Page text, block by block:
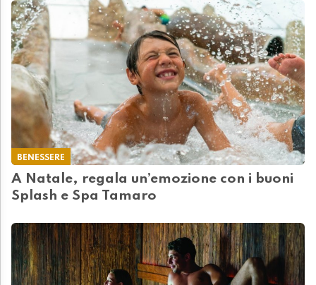
BENESSERE
A Natale, regala un’emozione con i buoni
Splash e Spa Tamaro